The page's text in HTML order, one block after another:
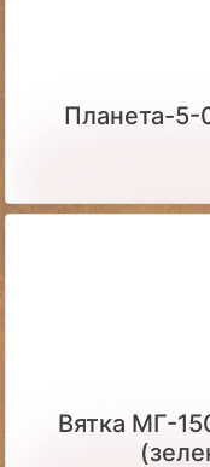
Планета-5-
Вятка МГ-